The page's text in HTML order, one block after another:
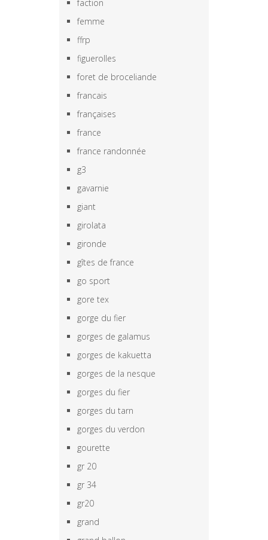
faction
femme
ffrp
figuerolles
foret de broceliande
francais
françaises
france
france randonnée
g3
gavarnie
giant
girolata
gironde
gîtes de france
go sport
gore tex
gorge du fier
gorges de galamus
gorges de kakuetta
gorges de la nesque
gorges du fier
gorges du tarn
gorges du verdon
gourette
gr 20
gr 34
gr20
grand